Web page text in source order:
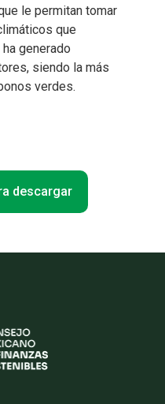
le permitan tomar
que
generado
siendo la más
verdes.
descargar